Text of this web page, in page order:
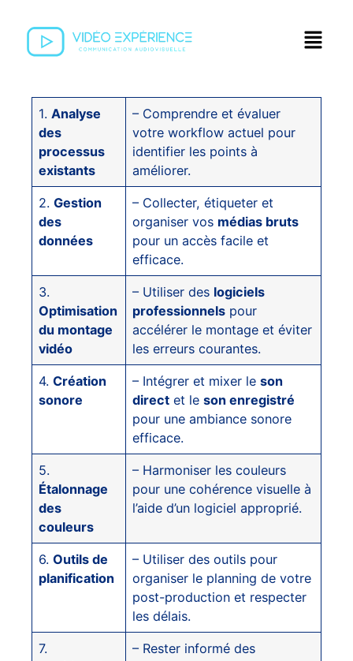
1.Analyse
des
processus
existants
– Comprendre et évaluer
votre workflow actuel pour
identifier les points à
améliorer.
2.Gestion
des
données
– Collecter, étiqueter et
organiser vos médias bruts
pour un accès facile et
efficace.
3.
Optimisation
du montage
vidéo
– Utiliser des logiciels
professionnels pour
accélérer le montage et éviter
les erreurs courantes.
4.Création
sonore
– Intégrer et mixer leson
direct et leson enregistré
pour une ambiance sonore
efficace.
5.
Étalonnage
des
couleurs
– Harmoniser les couleurs
pour une cohérence visuelle à
l’aide d’un logiciel approprié.
6.Outils de
planification
– Utiliser des outils pour
organiser le planning de votre
post-production et respecter
les délais.
7.
– Rester informé des